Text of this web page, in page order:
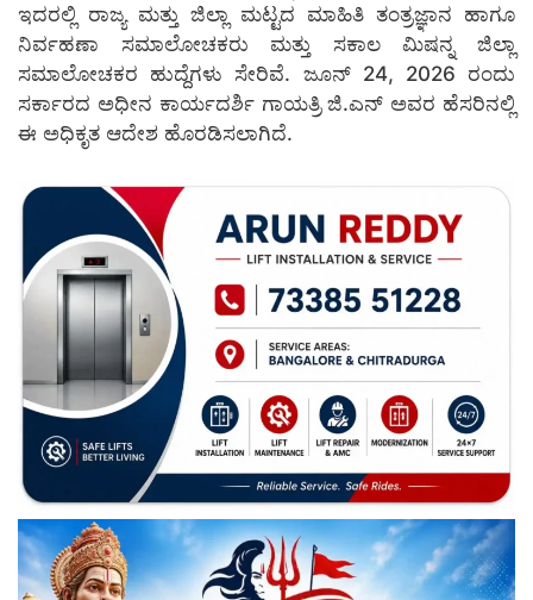
ಇದರಲ್ಲಿ ರಾಜ್ಯ ಮತ್ತು ಜಿಲ್ಲಾ ಮಟ್ಟದ ಮಾಹಿತಿ ತಂತ್ರಜ್ಞಾನ ಹಾಗೂ
ನಿರ್ವಹಣಾ ಸಮಾಲೋಚಕರು ಮತ್ತು ಸಕಾಲ ಮಿಷನ್ನ ಜಿಲ್ಲಾ
ಸಮಾಲೋಚಕರ ಹುದ್ದೆಗಳು ಸೇರಿವೆ. ಜೂನ್ 24, 2026 ರಂದು
ಸರ್ಕಾರದ ಅಧೀನ ಕಾರ್ಯದರ್ಶಿ ಗಾಯತ್ರಿ ಜಿ.ಎನ್ ಅವರ ಹೆಸರಿನಲ್ಲಿ
ಈ ಅಧಿಕೃತ ಆದೇಶ ಹೊರಡಿಸಲಾಗಿದೆ.